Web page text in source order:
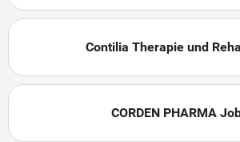
Contilia Therapie und
CORDEN PHARMA